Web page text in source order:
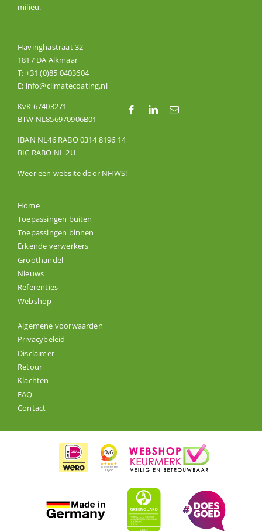
milieu.
Home
Toepassingen buiten
Toepassingen binnen
Erkende verwerkers
Groothandel
Nieuws
Referenties
Webshop
Algemene voorwaarden
Privacybeleid
Disclaimer
Retour
Klachten
FAQ
Contact
Havinghastraat 32
1817 DA Alkmaar
T: +31 (0)85 0403604
E: info@climatecoating.nl
KvK 67403271
BTW NL856970906B01
IBAN NL46 RABO 0314 8196 14
BIC RABO NL 2U
Weer een website door NHWS!